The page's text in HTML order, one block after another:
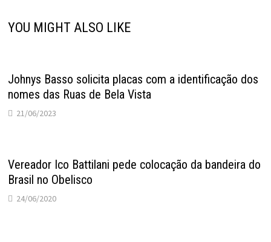
YOU MIGHT ALSO LIKE
Johnys Basso solicita placas com a identificação dos
nomes das Ruas de Bela Vista
21/06/2023
Vereador Ico Battilani pede colocação da bandeira do
Brasil no Obelisco
24/06/2020